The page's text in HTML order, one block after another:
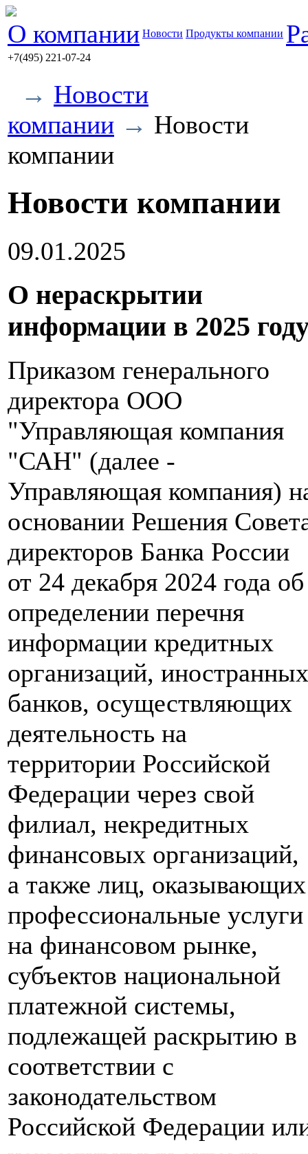
О компании Новости Продукты компании
+7(495) 221-07-24
→ Новости
компании → Новости
компании
Новости компании
09.01.2025
О нераскрытии
информации в 2025
Приказом генерального
директора ООО
"Управляющая компания
"САН" (далее -
Управляющая компания)
основании Решения
директоров Банка России
от 24 декабря 2024 года об
определении перечня
информации кредитных
организаций, иностранных
банков, осуществляющих
деятельность на
территории Российской
Федерации через свой
филиал, некредитных
финансовых организаций,
а также лиц, оказывающих
профессиональные услуги
на финансовом рынке,
субъектов национальной
платежной системы,
подлежащей раскрытию в
соответствии с
законодательством
Российской Федерации